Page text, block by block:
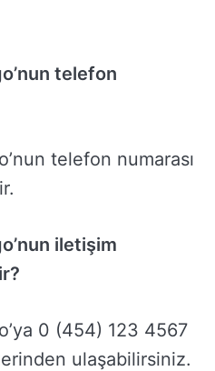
telefon
telefon numarası
iletişim
0 (454) 123 4567
ulaşabilirsiniz.